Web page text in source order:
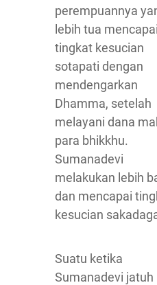
perempuannya
lebih tua mencapai
tingkat kesucian
sotapati dengan
mendengarkan
Dhamma, setelah
melayani dana
para bhikkhu.
Sumanadevi
melakukan lebih
dan mencapai
kesucian
Suatu ketika
Sumanadevi jatuh